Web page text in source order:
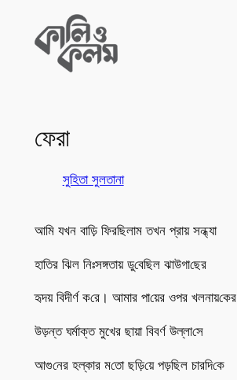
content
ফেরা
সু‌হিতা সুলতানা
আমি যখন বা‌ড়ি ফির‌ছিলাম তখন প্রায় সন্ধ্যা
হাতির ঝি‌ল নিঃসঙ্গতায় ডু‌বে‌ছিল ঝাউগা‌ছের
হৃদয় বিদীর্ণ ক‌রে। আমার পা‌য়ের ওপর খলনায়‌কের
উড়ন্ত ঘর্মাক্ত মুখের ছায়া বিবর্ণ উল্লা‌সে
আগু‌নের হল্কার ম‌তো ছ‌ড়ি‌য়ে পড়‌ছিল চার‌দি‌কে